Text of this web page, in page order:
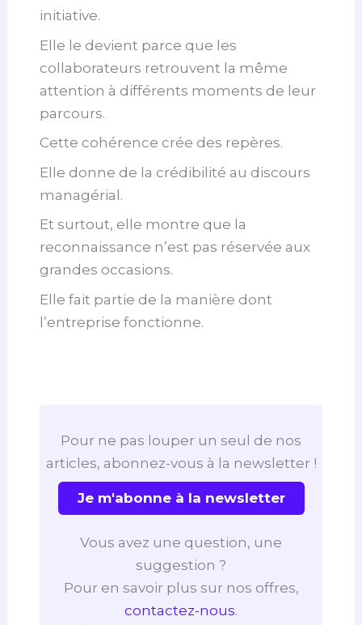
initiative.
Elle le devient parce que les
collaborateurs retrouvent la même
attention à différents moments de leur
parcours.
Cette cohérence crée des repères.
Elle donne de la crédibilité au discours
managérial.
Et surtout, elle montre que la
reconnaissance n’est pas réservée aux
grandes occasions.
Elle fait partie de la manière dont
l’entreprise fonctionne.
Pour ne pas louper un seul de nos
articles, abonnez-vous à la newsletter !
Je m'abonne à la newsletter
Vous avez une question, une
suggestion ?
Pour en savoir plus sur nos offres,
contactez-nous.